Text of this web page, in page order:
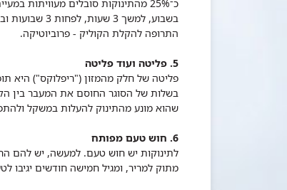
התרופה להקלת הקוליק - פרוביוטיקה.
5. פליטה ועוד פליטה
פליטה של חלק מהמזון ("ריפלוקס") היא
בשלות של הסוגר החוסם את המעבר בין
שהוא מונע מהתינוק להעלות במשקל
6. חוש טעם מפותח
לתינוקות יש חוש טעם. למעשה, יש להם
מתוק למריר, ומגיל חמישה חודשים